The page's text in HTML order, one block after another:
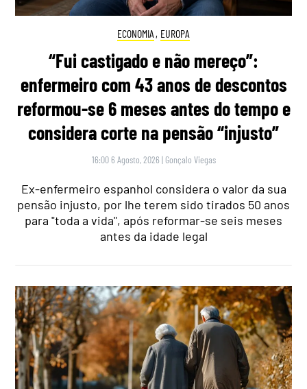
ECONOMIA , EUROPA
“Fui castigado e não mereço”:
enfermeiro com 43 anos de descontos
reformou-se 6 meses antes do tempo e
considera corte na pensão “injusto”
16:00 6 Agosto, 2026 | Gonçalo Viegas
Ex-enfermeiro espanhol considera o valor da sua
pensão injusto, por lhe terem sido tirados 50 anos
para "toda a vida", após reformar-se seis meses
antes da idade legal